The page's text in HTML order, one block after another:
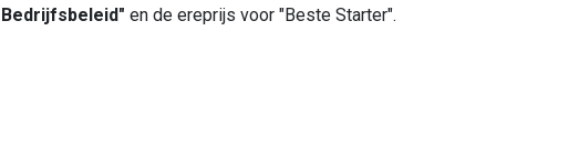
Bedrijfsbeleid" en de ereprijs voor "Beste Starter".